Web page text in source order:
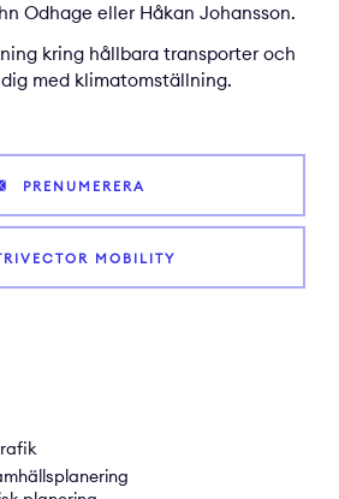
Odhage eller Håkan Johansson.
kring hållbara transporteroch
med klimatomställning.
PRENUMERERA
MOBILITY